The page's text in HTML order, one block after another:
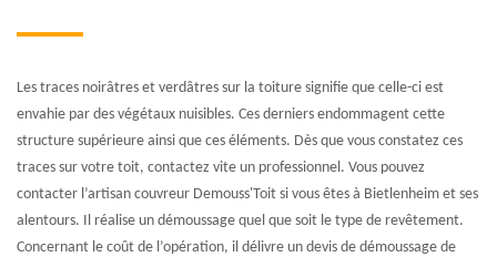
Les traces noirâtres et verdâtres sur la toiture signifie que celle-ci est
envahie par des végétaux nuisibles. Ces derniers endommagent cette
structure supérieure ainsi que ces éléments. Dès que vous constatez ces
traces sur votre toit, contactez vite un professionnel. Vous pouvez
contacter l’artisan couvreur Demouss'Toit si vous êtes à Bietlenheim et ses
alentours. Il réalise un démoussage quel que soit le type de revêtement.
Concernant le coût de l’opération, il délivre un devis de démoussage de